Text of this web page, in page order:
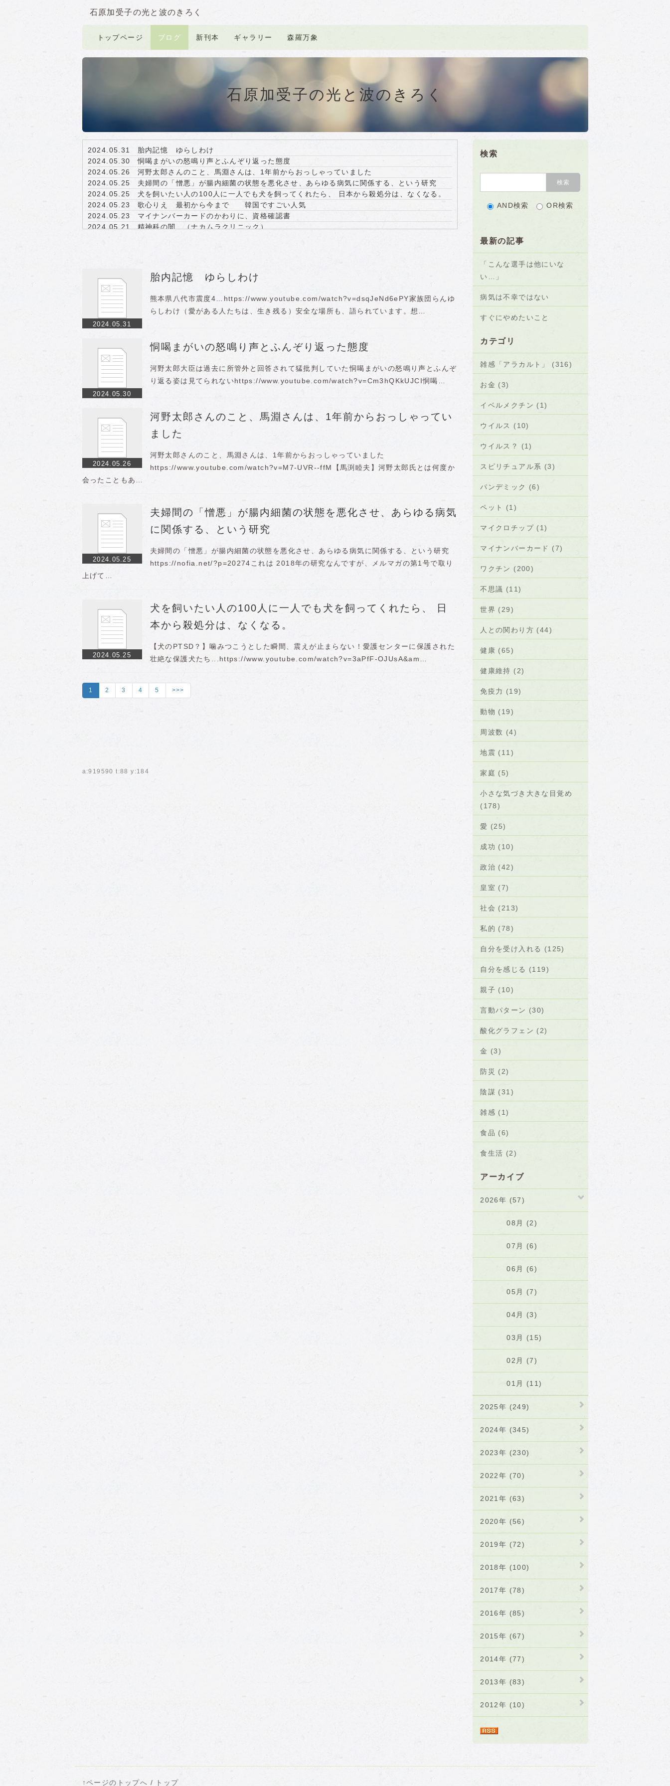
石原加受子の光と波のきろく
トップページ ブログ 新刊本 ギャラリー 森羅万象
石原加受子の光と波のきろく
2024.05.31
胎内記憶 ゆらしわけ
2024.05.30
恫喝まがいの怒鳴り声とふんぞり返った態度
2024.05.26
河野太郎さんのこと、馬淵さんは、1年前からおっしゃっていました
2024.05.25
夫婦間の「憎悪」が腸内細菌の状態を悪化させ、あらゆる病気に関係する、という研究
2024.05.25
犬を飼いたい人の100人に一人でも犬を飼ってくれたら、 日本から殺処分は、なくなる。
2024.05.23
歌心りえ 最初から今まで 韓国ですごい人気
2024.05.23
マイナンバーカードのかわりに、資格確認書
2024.05.21
精神科の闇 （ナカムラクリニック）
河野太郎、図星を突かれて「次の方、質問どうぞ」
2024.05.20
【ゆっくり解説】壊滅する世界
2024.05.20
ファイザーの内部告発 ファイザー社バイアル瓶の最大3分の1が酸化グラフェンを含有
2024.05.15
2024.05.14
7回接種の死亡者が増加 接種から100日以内に死んでいる
2024.05.31
胎内記憶 ゆらしわけ
熊本県八代市震度4…https://www.youtube.com/watch?v=dsqJeNd6ePY家族団らんゆ
らしわけ（愛がある人たちは、生き残る）安全な場所も、語られています。想…
2024.05.30
恫喝まがいの怒鳴り声とふんぞり返った態度
河野太郎大臣は過去に所管外と回答されて猛批判していた恫喝まがいの怒鳴り声とふんぞ
り返る姿は見てられないhttps://www.youtube.com/watch?v=Cm3hQKkUJCI恫喝…
2024.05.26
河野太郎さんのこと、馬淵さんは、1年前からおっしゃってい
ました
河野太郎さんのこと、馬淵さんは、1年前からおっしゃっていました
https://www.youtube.com/watch?v=M7-UVR--ffM【馬渕睦夫】河野太郎氏とは何度か
会ったこともあ…
2024.05.25
夫婦間の「憎悪」が腸内細菌の状態を悪化させ、あらゆる病気
に関係する、という研究
夫婦間の「憎悪」が腸内細菌の状態を悪化させ、あらゆる病気に関係する、という研究
https://nofia.net/?p=20274これは 2018年の研究なんですが、メルマガの第1号で取り
上げて…
2024.05.25
犬を飼いたい人の100人に一人でも犬を飼ってくれたら、 日
本から殺処分は、なくなる。
【犬のPTSD？】噛みつこうとした瞬間、震えが止まらない！愛護センターに保護された
壮絶な保護犬たち...https://www.youtube.com/watch?v=3aPfF-OJUsA&am…
1 2 3 4 5 >>>
a:919590 t:88 y:184
検索
AND検索 OR検索
最新の記事
「こんな選手は他にいな
い…」
病気は不幸ではない
すぐにやめたいこと
カテゴリ
雑感「アラカルト」 (316)
お金 (3)
イベルメクチン (1)
ウイルス (10)
ウイルス？ (1)
スピリチュアル系 (3)
パンデミック (6)
ペット (1)
マイクロチップ (1)
マイナンバーカード (7)
ワクチン (200)
不思議 (11)
世界 (29)
人との関わり方 (44)
健康 (65)
健康維持 (2)
免疫力 (19)
動物 (19)
周波数 (4)
地震 (11)
家庭 (5)
小さな気づき大きな目覚め
(178)
愛 (25)
成功 (10)
政治 (42)
皇室 (7)
社会 (213)
私的 (78)
自分を受け入れる (125)
自分を感じる (119)
親子 (10)
言動パターン (30)
酸化グラフェン (2)
金 (3)
防災 (2)
陰謀 (31)
雑感 (1)
食品 (6)
食生活 (2)
アーカイブ
2026年 (57)
08月 (2)
07月 (6)
06月 (6)
05月 (7)
04月 (3)
03月 (15)
02月 (7)
01月 (11)
2025年 (249)
2024年 (345)
2023年 (230)
2022年 (70)
2021年 (63)
2020年 (56)
2019年 (72)
2018年 (100)
2017年 (78)
2016年 (85)
2015年 (67)
2014年 (77)
2013年 (83)
2012年 (10)
↑ページのトップへ / トップ